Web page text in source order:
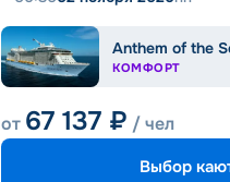
Anthem of the
КОМФОРТ
от 67 137 ₽ / чел
Выбор